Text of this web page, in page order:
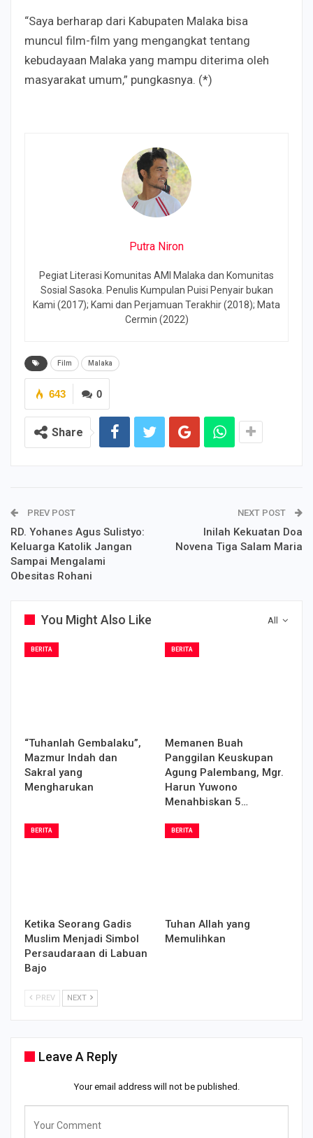
“Saya berharap dari Kabupaten Malaka bisa
muncul film-film yang mengangkat tentang
kebudayaan Malaka yang mampu diterima oleh
masyarakat umum,” pungkasnya. (*)
Putra Niron
Pegiat Literasi Komunitas AMI Malaka dan Komunitas
Sosial Sasoka. Penulis Kumpulan Puisi Penyair bukan
Kami (2017); Kami dan Perjamuan Terakhir (2018); Mata
Cermin (2022)
Film Malaka
0
643
Share
PREV POST
RD. Yohanes Agus Sulistyo:
Keluarga Katolik Jangan
Sampai Mengalami
Obesitas Rohani
NEXT POST
Inilah Kekuatan Doa
Novena Tiga Salam Maria
All
You Might Also Like
BERITA
“Tuhanlah Gembalaku”,
Mazmur Indah dan
Sakral yang
Mengharukan
BERITA
Memanen Buah
Panggilan Keuskupan
Agung Palembang, Mgr.
Harun Yuwono
Menahbiskan 5…
BERITA
Ketika Seorang Gadis
Muslim Menjadi Simbol
Persaudaraan di Labuan
Bajo
BERITA
Tuhan Allah yang
Memulihkan
PREV NEXT
Leave A Reply
Your email address will not be published.